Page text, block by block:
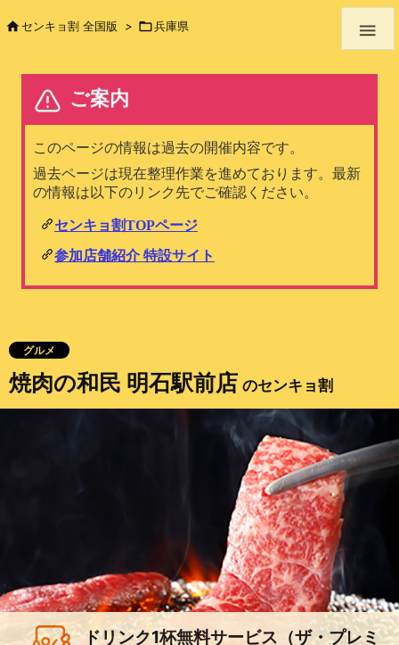

センキョ割 全国版 > 兵庫県
グルメ
焼肉の和民 明石駅前店 のセンキョ割
ドリンク1杯無料サービス（ザ・プレミ